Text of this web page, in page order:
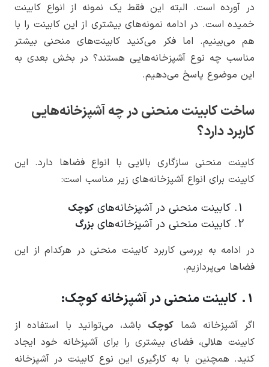
در آورده است. البته این فقط یک نمونه از انواع کابینت
خمیده است. در ادامه نمونه‌های بیشتری از این کابینت را با
هم می‌بینیم. اما فکر می‌کنید کابینت‌های منحنی بیشتر
مناسب چه نوع آشپزخانه‌هایی هستند؟ در بخش بعدی به
این موضوع پاسخ می‌دهیم.
ساخت کابینت منحنی در چه آشپزخانه‌هایی
کاربرد دارد؟
کابینت منحنی سازگاری بالایی با انواع فضاها دارد. این
کابینت برای انواع آشپزخانه‌های زیر مناسب است:
کابینت منحنی در آشپزخانه‌های کوچک
کابینت منحنی در آشپزخانه‌های بزرگ
در ادامه به بررسی کاربرد کابینت منحنی در هرکدام از این
فضاها می‌پردازیم.
1. کابینت منحنی در آشپزخانه کوچک:
اگر آشپزخانه شما کوچک باشد، می‌توانید با استفاده از
کابینت هلالی، فضای بیشتری را برای آشپزخانه خود ایجاد
کنید. همچنین با به کارگیری این نوع کابینت در آشپزخانه